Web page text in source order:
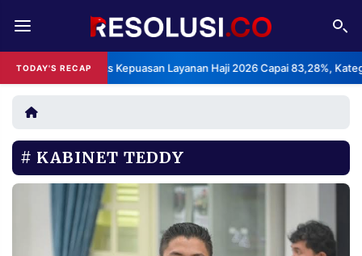
TODAY'S RECAP
BPS: Indeks Kepuasan Layanan Haji 2026 Capai 83,28%, Kategori
REDAKSI TENTANG
RESOLUSI IKLAN
RUBRIKASI
EDITORIAL AKSARA
FINANSIA PERSONA
DAERAH NASIONAL
KABINET TEDDY